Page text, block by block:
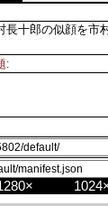
十郎の似顔を市
: